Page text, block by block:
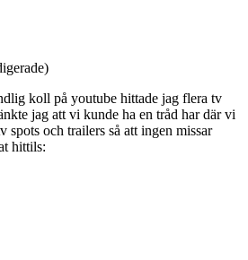
koll på youtube hittade jag flera tv
jag att vi kunde ha en tråd har där vi
spots och trailers så att ingen missar
hittils: